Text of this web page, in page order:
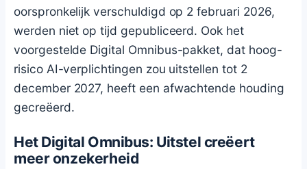
oorspronkelijk verschuldigd op 2 februari 2026,
werden niet op tijd gepubliceerd. Ook het
voorgestelde Digital Omnibus-pakket, dat hoog-
risico AI-verplichtingen zou uitstellen tot 2
december 2027, heeft een afwachtende houding
gecreëerd.
Het Digital Omnibus: Uitstel creëert
meer onzekerheid